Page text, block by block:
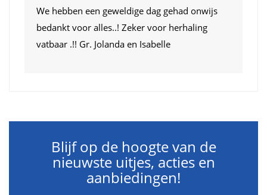
We hebben een geweldige dag gehad onwijs
bedankt voor alles..! Zeker voor herhaling
vatbaar .!! Gr. Jolanda en Isabelle
Blijf op de hoogte van de
nieuwste uitjes, acties en
aanbiedingen!